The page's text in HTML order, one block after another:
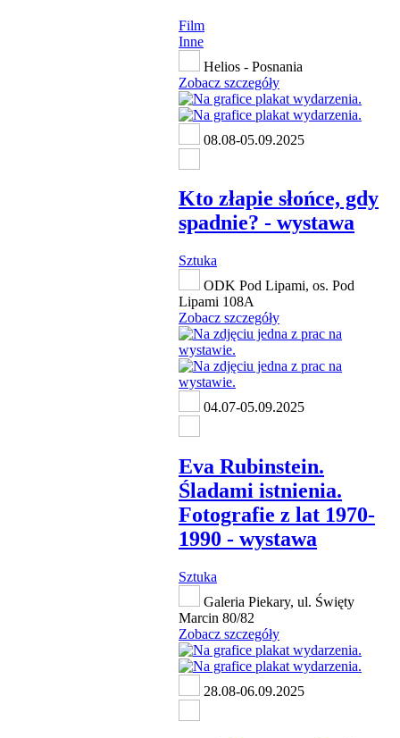
Film
Inne
Helios - Posnania
Zobacz szczegóły
08.08-05.09.2025
Kto złapie słońce, gdy
spadnie? - wystawa
Sztuka
ODK Pod Lipami, os. Pod
Lipami 108A
Zobacz szczegóły
04.07-05.09.2025
Eva Rubinstein.
Śladami istnienia.
Fotografie z lat 1970-
1990 - wystawa
Sztuka
Galeria Piekary, ul. Święty
Marcin 80/82
Zobacz szczegóły
28.08-06.09.2025